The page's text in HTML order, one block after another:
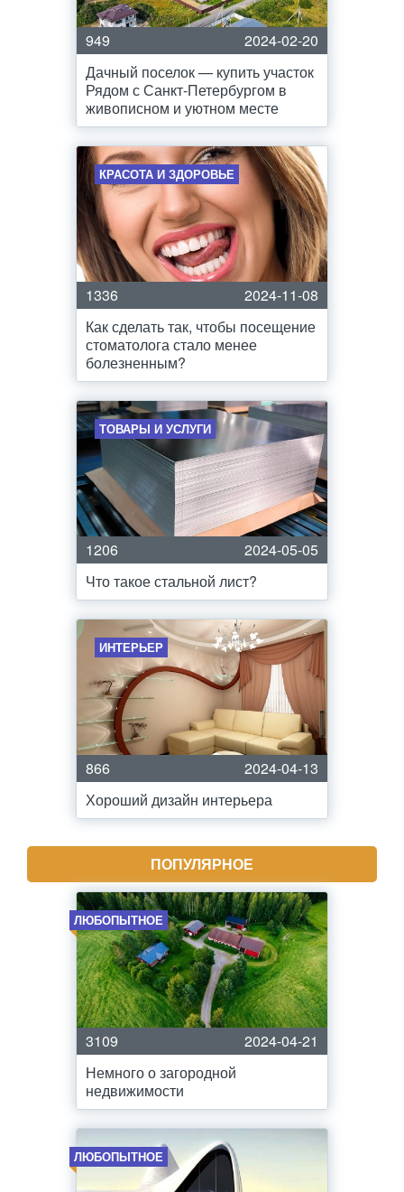
949
2024-02-20
Дачный поселок — купить участок
Рядом с Санкт-Петербургом в
живописном и уютном месте
КРАСОТА И ЗДОРОВЬЕ
1336
2024-11-08
Как сделать так, чтобы посещение
стоматолога стало менее
болезненным?
ТОВАРЫ И УСЛУГИ
1206
2024-05-05
Что такое стальной лист?
ИНТЕРЬЕР
866
2024-04-13
Хороший дизайн интерьера
ПОПУЛЯРНОЕ
ЛЮБОПЫТНОЕ
3109
2024-04-21
Немного о загородной
недвижимости
ЛЮБОПЫТНОЕ